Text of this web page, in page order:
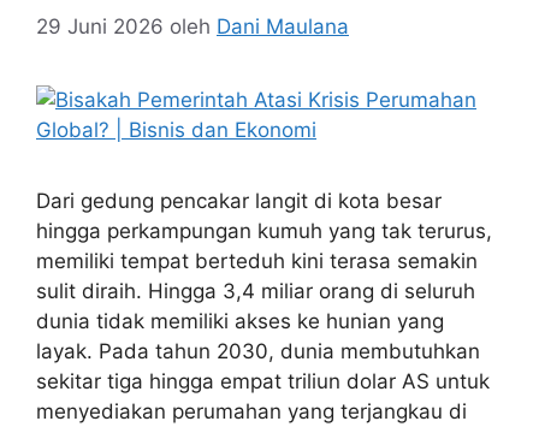
29 Juni 2026 oleh Dani Maulana
Dari gedung pencakar langit di kota besar
hingga perkampungan kumuh yang tak terurus,
memiliki tempat berteduh kini terasa semakin
sulit diraih. Hingga 3,4 miliar orang di seluruh
dunia tidak memiliki akses ke hunian yang
layak. Pada tahun 2030, dunia membutuhkan
sekitar tiga hingga empat triliun dolar AS untuk
menyediakan perumahan yang terjangkau di